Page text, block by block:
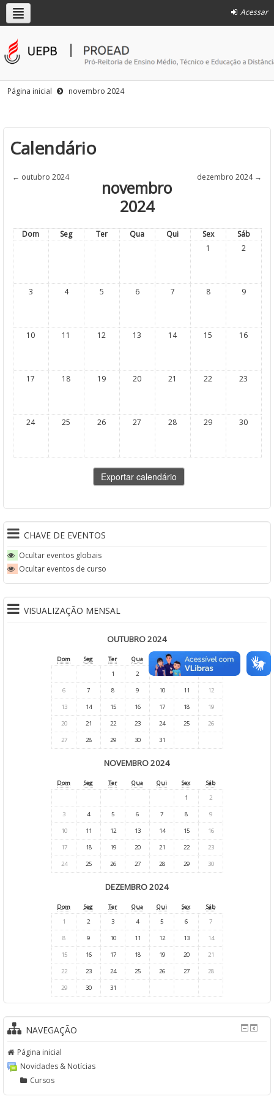
Acessar
Página inicial novembro 2024
Calendário
← outubro 2024
novembro
2024
dezembro 2024 →
Dom Seg Ter Qua Qui Sex
Sáb
1
2
3 4 5 6 7 8 9
10 11 12 13 14 15 16
17 18 19 20 21 22 23
24 25 26 27 28 29 30
CHAVE DE EVENTOS
Ocultar eventos globais
Ocultar eventos de curso
VISUALIZAÇÃO MENSAL
OUTUBRO 2024
Dom Seg Ter Qua Qui Sex
Sáb
1
2 3 4 5
6 7 8 9 10 11 12
13 14 15 16 17 18 19
20 21 22 23 24 25 26
27 28 29 30 31
NOVEMBRO 2024
Dom Seg Ter Qua Qui Sex
Sáb
1
2
3 4 5 6 7 8 9
10 11 12 13 14 15 16
17 18 19 20 21 22 23
24 25 26 27 28 29 30
DEZEMBRO 2024
Dom Seg Ter Qua Qui Sex
Sáb
1
2 3 4 5 6 7
8 9 10 11 12 13 14
15 16 17 18 19 20 21
22 23 24 25 26 27 28
29 30 31
NAVEGAÇÃO
Página inicial
Novidades & Notícias
Cursos